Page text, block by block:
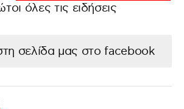
όλες τις ειδήσεις
σελίδα μας στο facebook